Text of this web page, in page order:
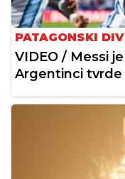
PATAGONSKI DIV
VIDEO / Messi
Argentinci tvrde